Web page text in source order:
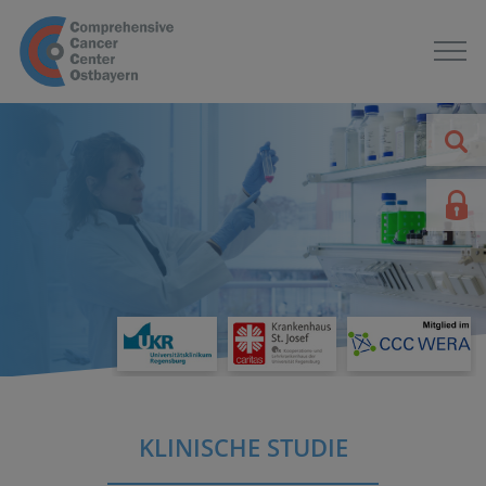
KLINISCHE STUDIE